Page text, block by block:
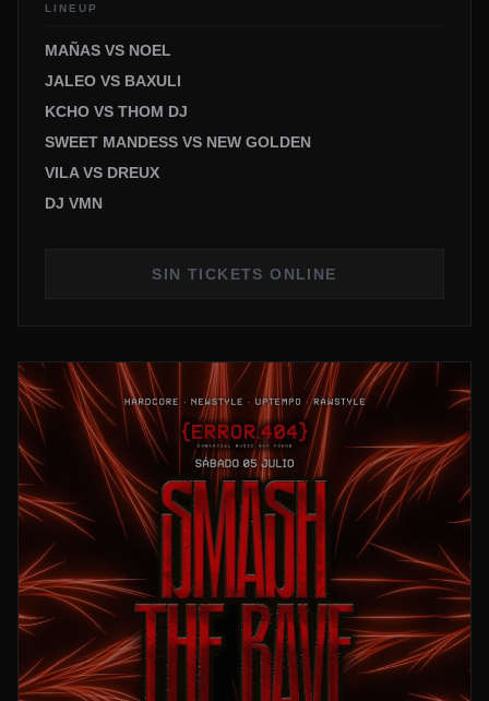
LINEUP
MAÑAS VS NOEL
JALEO VS BAXULI
KCHO VS THOM DJ
SWEET MANDESS VS NEW GOLDEN
VILA VS DREUX
DJ VMN
SIN TICKETS ONLINE